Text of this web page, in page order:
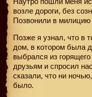
возле дороги, без
Позвонили в милицию
Позже я узнал, что в
дом, в котором была
выбрался из
друзьям и спросил
сказали, что ни
было.